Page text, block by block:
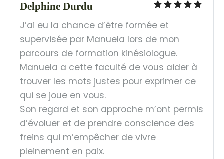
Delphine Durdu
J’ai eu la chance d’être formée et
supervisée par Manuela lors de mon
parcours de formation kinésiologue.
Manuela a cette faculté de vous aider à
trouver les mots justes pour exprimer ce
qui se joue en vous.
Son regard et son approche m’ont permis
d’évoluer et de prendre conscience des
freins qui m’empêcher de vivre
pleinement en paix.